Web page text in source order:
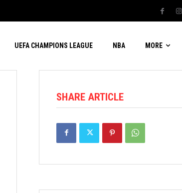
UEFA CHAMPIONS LEAGUE NBA MORE
SHARE ARTICLE